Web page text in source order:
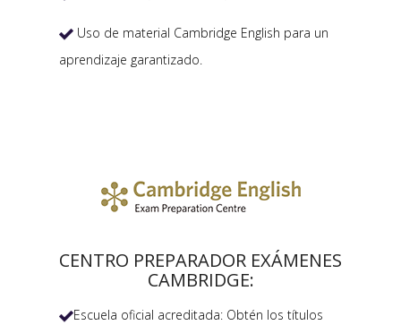
 Uso de material Cambridge English para un
aprendizaje garantizado.
CENTRO PREPARADOR EXÁMENES
CAMBRIDGE:
Escuela oficial acreditada: Obtén los títulos